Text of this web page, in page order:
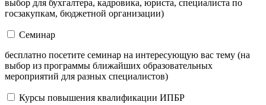
выбор для бухгалтера, кадровика, юриста, специалиста по
госзакупкам, бюджетной организации)
Семинар
бесплатно посетите семинар на интересующую вас тему (на
выбор из программы ближайших образовательных
мероприятий для разных специалистов)
Курсы повышения квалификации ИПБР